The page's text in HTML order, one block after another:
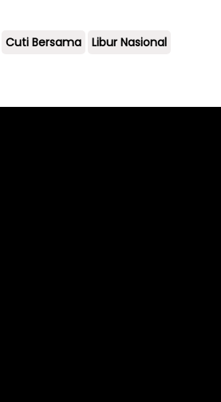
Cuti Bersama Libur Nasional